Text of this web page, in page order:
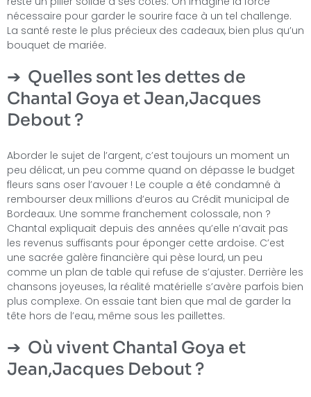
nécessaire pour garder le sourire face à un tel challenge.
La santé reste le plus précieux des cadeaux, bien plus qu’un
bouquet de mariée.
Quelles sont les dettes de
Chantal Goya et Jean,Jacques
Debout ?
Aborder le sujet de l’argent, c’est toujours un moment un
peu délicat, un peu comme quand on dépasse le budget
fleurs sans oser l’avouer ! Le couple a été condamné à
rembourser deux millions d’euros au Crédit municipal de
Bordeaux. Une somme franchement colossale, non ?
Chantal expliquait depuis des années qu’elle n’avait pas
les revenus suffisants pour éponger cette ardoise. C’est
une sacrée galère financière qui pèse lourd, un peu
comme un plan de table qui refuse de s’ajuster. Derrière les
chansons joyeuses, la réalité matérielle s’avère parfois bien
plus complexe. On essaie tant bien que mal de garder la
tête hors de l’eau, même sous les paillettes.
Où vivent Chantal Goya et
Jean,Jacques Debout ?